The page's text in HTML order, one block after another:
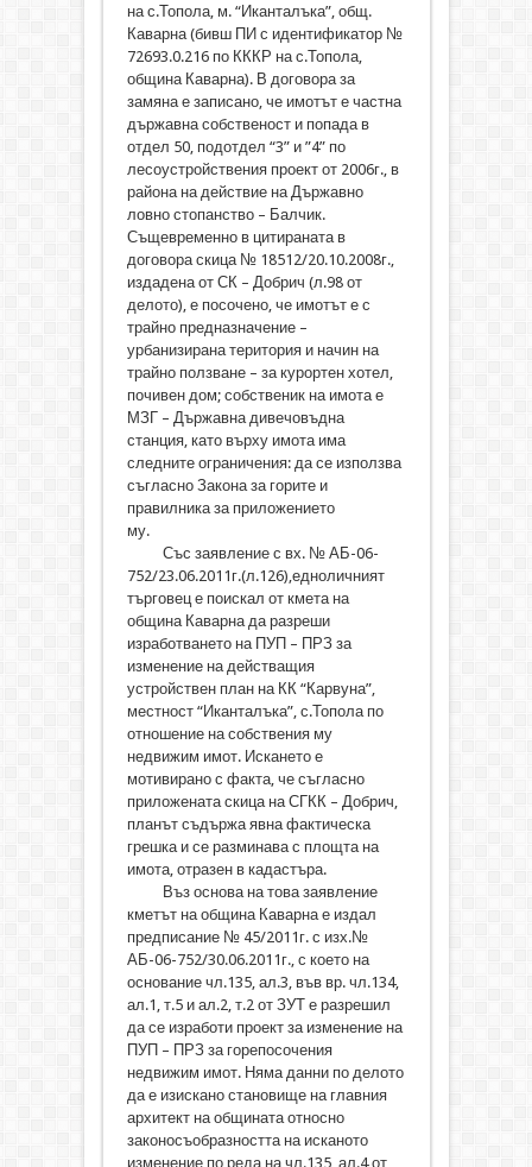
на с.Топола, м. “Иканталъка”, общ.
Каварна (бивш ПИ с идентификатор №
72693.0.216 по КККР на с.Топола,
община Каварна). В договора за
замяна е записано, че имотът е частна
държавна собственост и попада в
отдел 50, подотдел “3” и ”4” по
лесоустройствения проект от 2006г., в
района на действие на Държавно
ловно стопанство – Балчик.
Същевременно в цитираната в
договора скица № 18512/20.10.2008г.,
издадена от СК – Добрич (л.98 от
делото), е посочено, че имотът е с
трайно предназначение –
урбанизирана територия и начин на
трайно ползване – за курортен хотел,
почивен дом; собственик на имота е
МЗГ – Държавна дивечовъдна
станция, като върху имота има
следните ограничения: да се използва
съгласно Закона за горите и
правилника за приложението
му.
Със заявление с вх. № АБ-06-
752/23.06.2011г.(л.126),едноличният
търговец е поискал от кмета на
община Каварна да разреши
изработването на ПУП – ПРЗ за
изменение на действащия
устройствен план на КК “Карвуна”,
местност “Иканталъка”, с.Топола по
отношение на собствения му
недвижим имот. Искането е
мотивирано с факта, че съгласно
приложената скица на СГКК – Добрич,
планът съдържа явна фактическа
грешка и се разминава с площта на
имота, отразен в кадастъра.
Въз основа на това заявление
кметът на община Каварна е издал
предписание № 45/2011г. с изх.№
АБ-06-752/30.06.2011г., с което на
основание чл.135, ал.3, във вр. чл.134,
ал.1, т.5 и ал.2, т.2 от ЗУТ е разрешил
да се изработи проект за изменение на
ПУП – ПРЗ за горепосочения
недвижим имот. Няма данни по делото
да е изискано становище на главния
архитект на общината относно
законосъобразността на исканото
изменение по реда на чл.135, ал.4 от